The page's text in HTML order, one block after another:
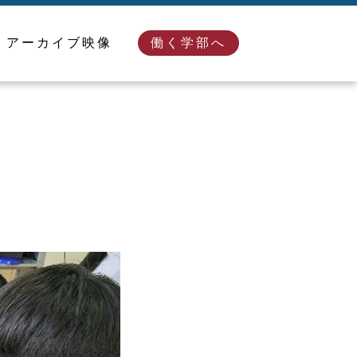
アーカイブ映像 働く学部へ